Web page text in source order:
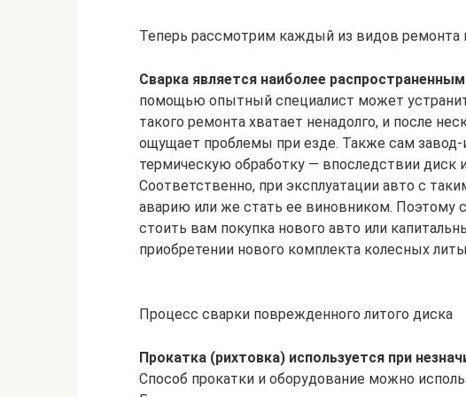
Теперь рассмотрим каждый из видов ремонта
Сварка является наиболее
помощью опытный специалист может
такого ремонта хватает ненадолго, и после
ощущает проблемы при езде. Также сам завод-
термическую обработку — впоследствии
Соответственно, при эксплуатации авто с
аварию или же стать ее виновником. Поэтому
стоить вам покупка нового авто или
приобретении нового комплекта колесных
Процесс сварки поврежденного литого диска
Прокатка (рихтовка) используется при
Способ прокатки и оборудование можно